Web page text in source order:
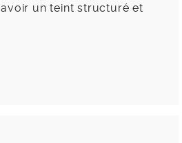
un teint structuré et